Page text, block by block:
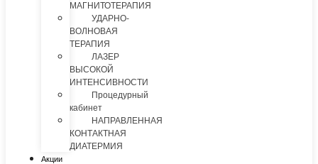
МАГНИТОТЕРАПИЯ
УДАРНО-
ВОЛНОВАЯ
ТЕРАПИЯ
ЛАЗЕР
ВЫСОКОЙ
ИНТЕНСИВНОСТИ
Процедурный
кабинет
НАПРАВЛЕННАЯ
КОНТАКТНАЯ
ДИАТЕРМИЯ
Акции